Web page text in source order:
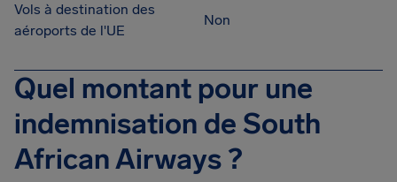
Vols à destination des
aéroports de l'UE
Non
Quel montant pour une
indemnisation de South
African Airways ?